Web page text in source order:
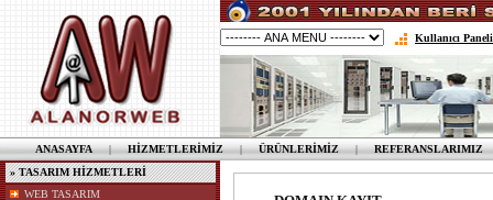
Kullanıcı Paneli
ANASAYFA|HİZMETLERİMİZ|ÜRÜNLERİMİZ|REFERANSLARIMIZ
» TASARIM HİZMETLERİ
WEB TASARIM